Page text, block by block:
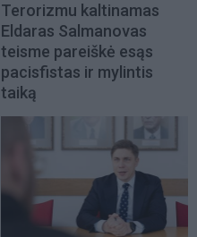
Terorizmu kaltinamas
Eldaras Salmanovas
teisme pareiškė esąs
pacisfistas ir mylintis
taiką